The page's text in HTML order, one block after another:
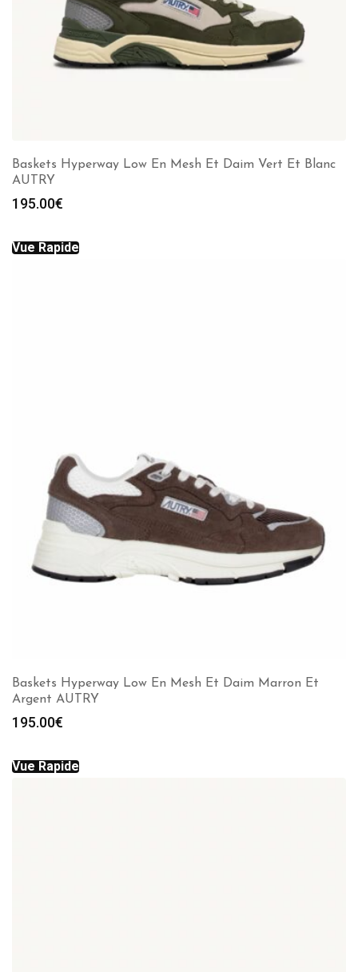
Baskets Hyperway Low En Mesh Et Daim Vert Et Blanc
AUTRY
195.00€
Vue Rapide
Baskets Hyperway Low En Mesh Et Daim Marron Et
Argent AUTRY
195.00€
Vue Rapide